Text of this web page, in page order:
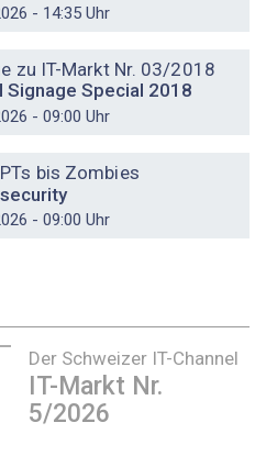
- 14:35 Uhr
zu IT-Markt Nr. 03/2018
Signage Special 2018
- 09:00 Uhr
bis Zombies
- 09:00 Uhr
Der Schweizer IT-Channel
IT-Markt Nr.
5/2026